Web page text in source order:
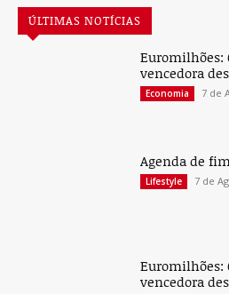
ÚLTIMAS NOTÍCIAS
Euromilhões:
vencedora
Economia 7 de
Agenda de
Lifestyle 7 de
Euromilhões:
vencedora